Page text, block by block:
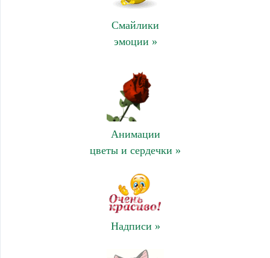
Смайлики
эмоции »
Анимации
цветы и сердечки »
Надписи »